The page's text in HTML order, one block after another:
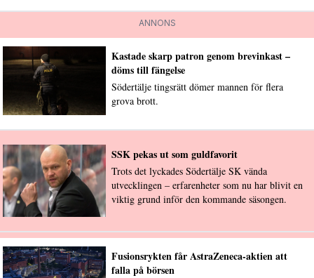
ANNONS
Kastade skarp patron genom brevinkast –
döms till fängelse
Södertälje tingsrätt dömer mannen för flera
grova brott.
SSK pekas ut som guldfavorit
Trots det lyckades Södertälje SK vända
utvecklingen – erfarenheter som nu har blivit en
viktig grund inför den kommande säsongen.
Fusionsrykten får AstraZeneca-aktien att
falla på börsen